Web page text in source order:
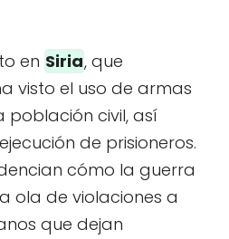
en Siria, que
visto el uso de armas
civil, así
de prisioneros.
cómo la guerra
ola de violaciones a
que dejan